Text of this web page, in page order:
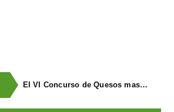
El VI Concurso de Quesos masymas buscael mejor queso artesano de España